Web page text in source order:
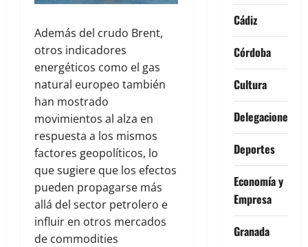
Además del crudo Brent,
otros indicadores
energéticos como el gas
natural europeo también
han mostrado
movimientos al alza en
respuesta a los mismos
factores geopolíticos, lo
que sugiere que los efectos
pueden propagarse más
allá del sector petrolero e
influir en otros mercados
de commodities
Cádiz
Córdoba
Cultura
Delegaciones
Deportes
Economía y
Empresa
Granada